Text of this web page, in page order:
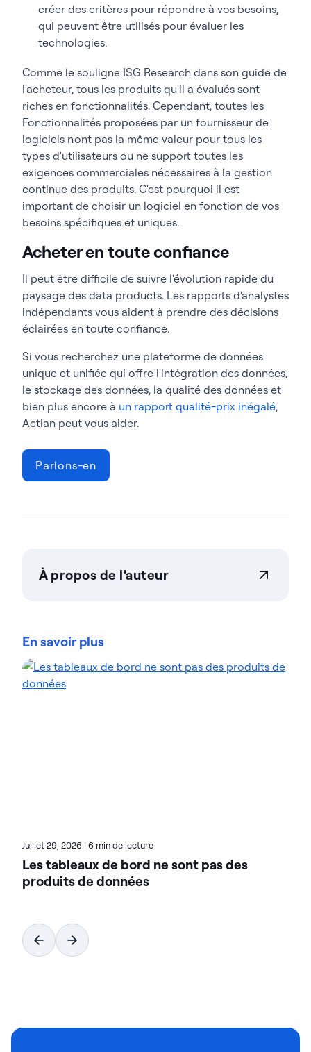
créer des critères pour répondre à vos besoins,
qui peuvent être utilisés pour évaluer les
technologies.
Comme le souligne ISG Research dans son guide de
l'acheteur, tous les produits qu'il a évalués sont
riches en fonctionnalités. Cependant, toutes les
Fonctionnalités proposées par un fournisseur de
logiciels n'ont pas la même valeur pour tous les
types d'utilisateurs ou ne support toutes les
exigences commerciales nécessaires à la gestion
continue des produits. C'est pourquoi il est
important de choisir un logiciel en fonction de vos
besoins spécifiques et uniques.
Acheter en toute confiance
Il peut être difficile de suivre l'évolution rapide du
paysage des data products. Les rapports d'analystes
indépendants vous aident à prendre des décisions
éclairées en toute confiance.
Si vous recherchez une plateforme de données
unique et unifiée qui offre l'intégration des données,
le stockage des données, la qualité des données et
bien plus encore à un rapport qualité-prix inégalé,
Actian peut vous aider.
Parlons-en
À propos de l'auteur
que soit leur ampleur. Les organisations font
d'intelligence des données d'Actian pour
rationaliser leurs environnements de données
En savoir plus
Juillet 29, 2026 | 6 min de lecture
Les tableaux de bord ne sont pas des
produits de données